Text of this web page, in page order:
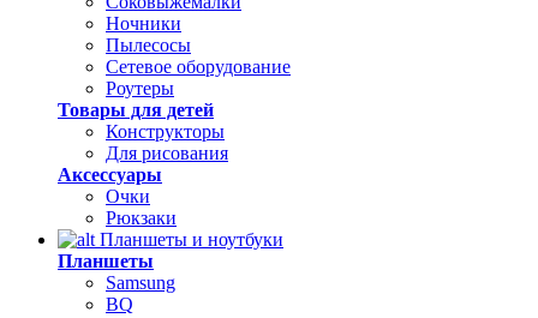
Ночники
Пылесосы
Сетевое оборудование
Роутеры
Товары для детей
Конструкторы
Для рисования
Аксессуары
Очки
Рюкзаки
Планшеты и ноутбуки
Планшеты
Samsung
BQ